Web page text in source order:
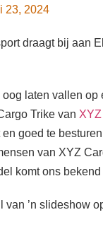
23, 2024
draagt bij aan
laten vallen op
Trike van
goed te
van XYZ
komt ons bekend
van ’n slideshow